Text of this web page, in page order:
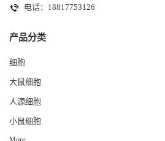
电话：18817753126
产品分类
细胞
大鼠细胞
人源细胞
小鼠细胞